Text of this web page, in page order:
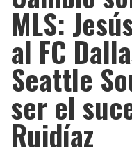
MLS:
al FC
Seattle
ser el
Ruidíaz